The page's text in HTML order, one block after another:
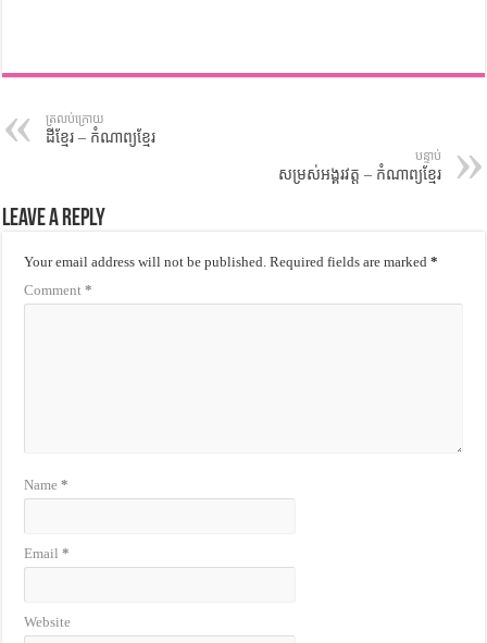
ត្រលប់ក្រោយ
ដីខ្មែរ – កំណាព្យខ្មែរ
បន្ទាប់
សម្រស់អង្គរវត្ត – កំណាព្យខ្មែរ
Leave a Reply
Your email address will not be published. Required fields are marked*
Comment*
Name*
Email*
Website